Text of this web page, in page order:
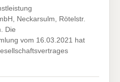
Neckarsulm, Rötelstr.
Die
vom 16.03.2021 hat